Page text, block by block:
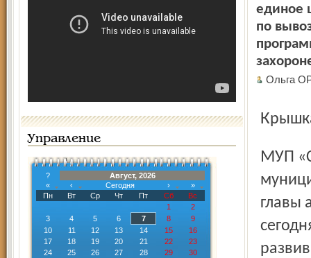
Управление
?
Август, 2026
«
‹ Сегодня ›
»
Пн
Вт Ср Чт Пт Сб
Вс
1
2
3
4 5 6 7 8
9
10
11 12 13 14 15
16
17
18 19 20 21 22
23
24
25 26 27 28 29
30
единое
по
Ольга
МУП «Скоково» создано администрацией Ярославского
главы